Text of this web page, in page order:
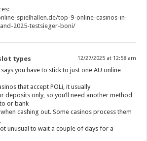
spielhallen.de/top-9-online-casinos-in-
2025-testsieger-boni/
types 12/27/2025 at 12:58 am
you have to stick to just one AU online
that accept POLi, it usually
deposits only, so you’ll need another method
or bank
cashing out. Some casinos process them
unusual to wait a couple of days for a